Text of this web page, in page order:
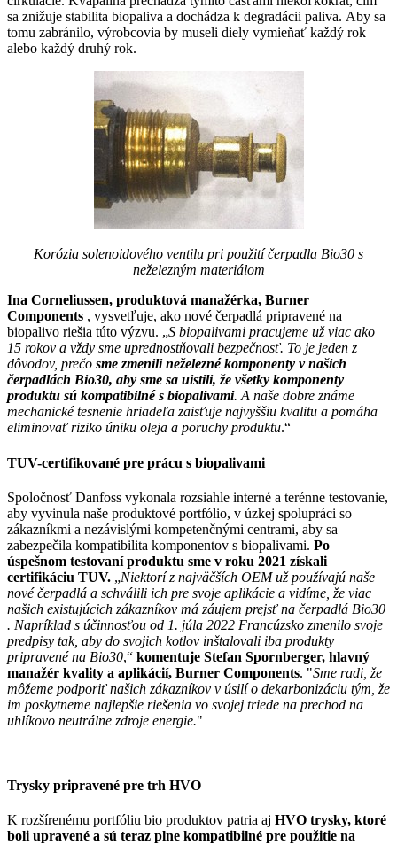
sa znižuje stabilita biopaliva a dochádza k degradácii paliva. Aby sa
tomu zabránilo, výrobcovia by museli diely vymieňať každý rok
alebo každý druhý rok.
Korózia solenoidového ventilu pri použití čerpadla Bio30 s
neželezným materiálom
Ina Corneliussen, produktová manažérka, Burner
Components , vysvetľuje, ako nové čerpadlá pripravené na
biopalivo riešia túto výzvu. „S biopalivami pracujeme už viac ako
15 rokov a vždy sme uprednostňovali bezpečnosť. To je jeden z
dôvodov, prečo sme zmenili neželezné komponenty v našich
čerpadlách Bio30, aby sme sa uistili, že všetky komponenty
produktu sú kompatibilné s biopalivami. A naše dobre známe
mechanické tesnenie hriadeľa zaisťuje najvyššiu kvalitu a pomáha
eliminovať riziko úniku oleja a poruchy produktu.“
TUV-certifikované pre prácu s biopalivami
Spoločnosť Danfoss vykonala rozsiahle interné a terénne testovanie,
aby vyvinula naše produktové portfólio, v úzkej spolupráci so
zákazníkmi a nezávislými kompetenčnými centrami, aby sa
zabezpečila kompatibilita komponentov s biopalivami. Po
úspešnom testovaní produktu sme v roku 2021 získali
certifikáciu TUV. „Niektorí z najväčších OEM už používajú naše
nové čerpadlá a schválili ich pre svoje aplikácie a vidíme, že viac
našich existujúcich zákazníkov má záujem prejsť na čerpadlá Bio30
. Napríklad s účinnosťou od 1. júla 2022 Francúzsko zmenilo svoje
predpisy tak, aby do svojich kotlov inštalovali iba produkty
pripravené na Bio30,“ komentuje Stefan Spornberger, hlavný
manažér kvality a aplikácií, Burner Components. "Sme radi, že
môžeme podporiť našich zákazníkov v úsilí o dekarbonizáciu tým, že
im poskytneme najlepšie riešenia vo svojej triede na prechod na
uhlíkovo neutrálne zdroje energie."
Trysky pripravené pre trh HVO
K rozšírenému portfóliu bio produktov patria aj HVO trysky, ktoré
boli upravené a sú teraz plne kompatibilné pre použitie na